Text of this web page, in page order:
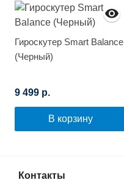
Гироскутер Smart Balance
(Черный)
9 499 р.
В корзину
Контакты